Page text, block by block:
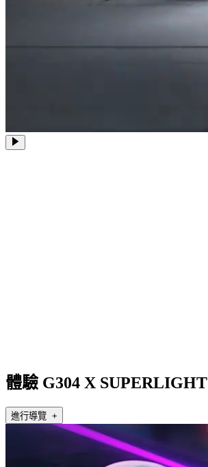
體驗 G304 X SUPERLIGHT
進行導覽 +